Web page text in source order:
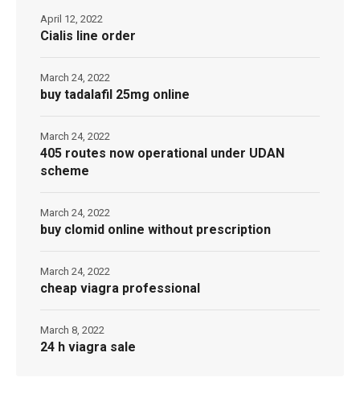
Cialis line order
April 12, 2022
buy tadalafil 25mg online
March 24, 2022
405 routes now operational under UDAN
scheme
March 24, 2022
buy clomid online without prescription
March 24, 2022
cheap viagra professional
March 24, 2022
24 h viagra sale
March 8, 2022